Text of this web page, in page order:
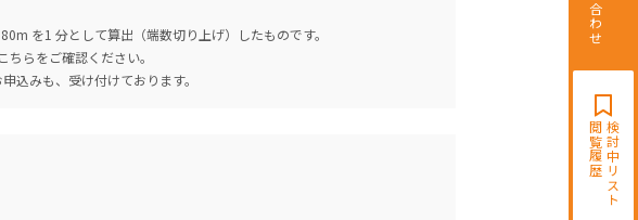
検討中リスト
閲覧履歴
を1 分として算出（端数切り上げ）したものです。
こちらをご確認ください。
込みも、受け付けております。